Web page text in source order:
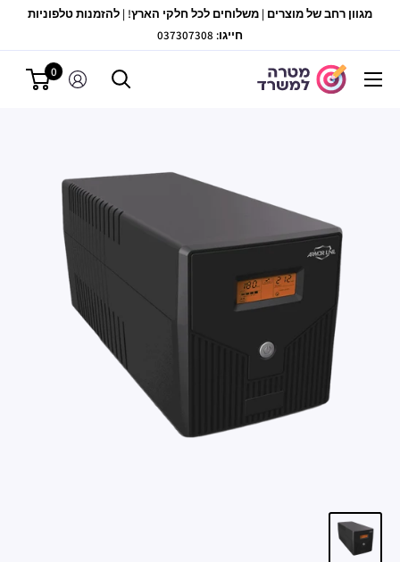
מגוון רחב של מוצרים | משלוחים לכל חלקי הארץ! | להזמנות טלפוניות
חייגו: 037307308
מטרה
0